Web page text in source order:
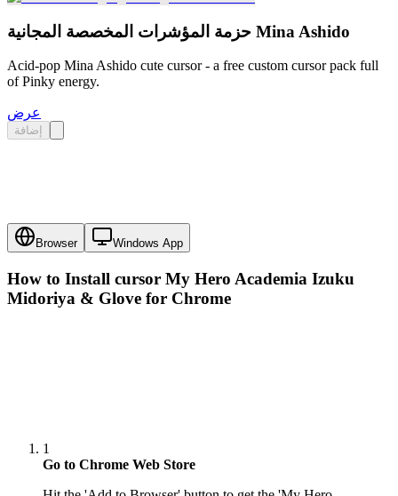
حزمة المؤشرات المخصصة المجانية Mina Ashido
Acid-pop Mina Ashido cute cursor - a free custom cursor pack full
of Pinky energy.
عرض
إضافة
Browser Windows App
How to Install cursor My Hero Academia Izuku
Midoriya & Glove for Chrome
1
Go to Chrome Web Store